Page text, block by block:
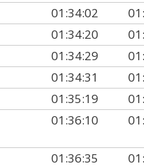
01:34:02
01:34:20
01:34:29
01:34:31
01:35:19
01:36:10
01:36:35